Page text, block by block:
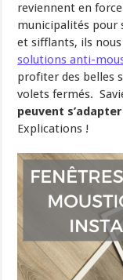
reviennent en
municipalités pour
et sifflants, ils
solutions anti-
profiter des belles
volets fermés.
peuvent
Explications !